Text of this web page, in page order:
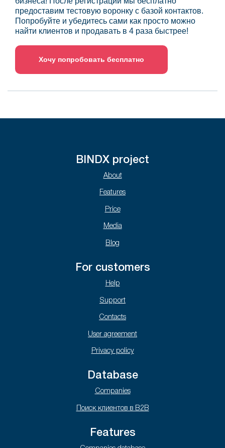
предоставим тестовую воронку с базой контактов.
Попробуйте и убедитесь сами как просто можно
найти клиентов и продавать в 4 раза быстрее!
Хочу попробовать бесплатно
BINDX project
About
Features
Price
Media
Blog
For customers
Help
Support
Contacts
User agreement
Privacy policy
Database
Companies
Поиск клиентов в B2B
Features